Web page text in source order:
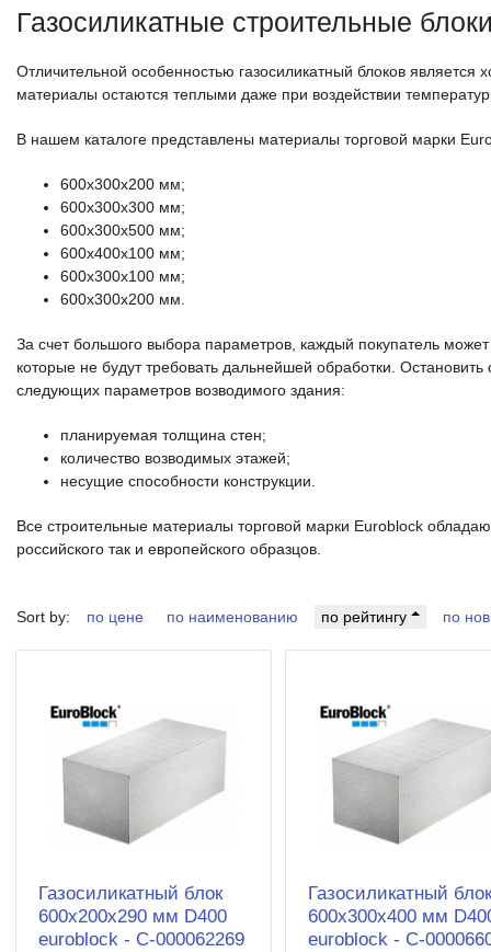
Газосиликатные строительные
Отличительной особенностью газосиликатный блоков является
материалы остаются теплыми даже при воздействии
В нашем каталоге представлены материалы торговой марки
600х300х200 мм;
600х300х300 мм;
600х300х500 мм;
600х400х100 мм;
600х300х100 мм;
600х300х200 мм.
За счет большого выбора параметров, каждый покупатель
которые не будут требовать дальнейшей обработки.
следующих параметров возводимого здания:
планируемая толщина стен;
количество возводимых этажей;
несущие способности конструкции.
Все строительные материалы торговой марки Euroblock
российского так и европейского образцов.
Sort by: по цене по наименованию по рейтингу по
Газосиликатный блок
600х200х290 мм D400
euroblock - С-000062269
Газосиликатный
600х300х400 мм
euroblock - С-